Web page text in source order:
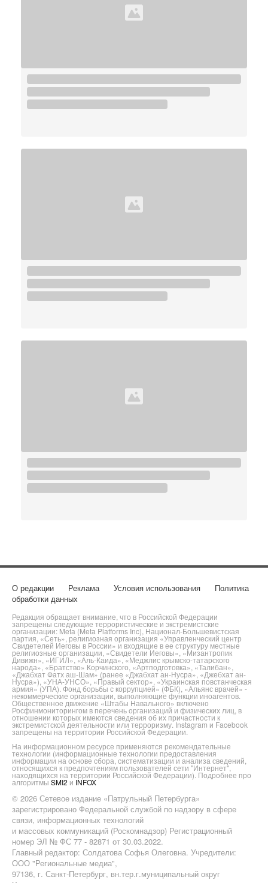
О редакции Реклама Условия использования
Политика
обработки данных
Редакция обращает внимание, что в Российской Федерации
запрещены следующие террористические и экстремистские
организации: Meta (Meta Platforms Inc), Национал-Большевистская
партия, «Сеть», религиозная организация «Управленческий центр
Свидетелей Иеговы в России» и входящие в ее структуру местные
религиозные организации, «Свидетели Иеговы», «Мизантропик
Дивижн», «ИГИЛ», «Аль-Каида», «Меджлис крымско-татарского
народа», «Братство» Корчинского, «Артподготовка», «Талибан»,
«Джабхат Фатх аш-Шам» (ранее «Джабхат ан-Нусра», «Джебхат ан-
Нусра»), «УНА-УНСО», «Правый сектор», «Украинская повстанческая
армия» (УПА). Фонд борьбы с коррупцией» (ФБК), «Альянс врачей» -
некоммерческие организации, выполняющие функции иноагентов.
Общественное движение «Штабы Навального» включено
Росфинмониторингом в перечень организаций и физических лиц, в
отношении которых имеются сведения об их причастности к
экстремистской деятельности или терроризму. Instagram и Facebook
запрещены на территории Российской Федерации.
На информационном ресурсе применяются рекомендательные
технологии (информационные технологии предоставления
информации на основе сбора, систематизации и анализа сведений,
относящихся к предпочтениям пользователей сети "Интернет",
находящихся на территории Российской Федерации). Подробнее про
алгоритмы SMI2 и INFOX
© 2026 Сетевое издание «Патрульный Петербурга»
зарегистрировано Федеральной службой по надзору в сфере
связи, информационных технологий
и массовых коммуникаций (Роскомнадзор) Регистрационный
номер ЭЛ № ФС 77 - 82871 от 30.03.2022.
Главный редактор: Солдатова Софья Олеговна. Учредители:
ООО "Региональные медиа",
97136, г. Санкт-Петербург, вн.тер.г.муниципальный округ